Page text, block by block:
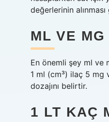
değerlerinin alınması
ML VE
En önemli şey ml ve
1 ml (cm³) ilaç 5 mg
dozajını belirtir.
1 LT KAÇ